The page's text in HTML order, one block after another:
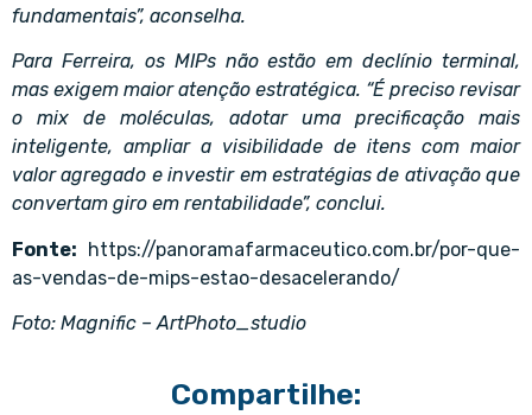
fundamentais”, aconselha.
Para Ferreira, os MIPs não estão em declínio terminal,
mas exigem maior atenção estratégica. “É preciso revisar
o mix de moléculas, adotar uma precificação mais
inteligente, ampliar a visibilidade de itens com maior
valor agregado e investir em estratégias de ativação que
convertam giro em rentabilidade”, conclui.
Fonte: https://panoramafarmaceutico.com.br/por-que-
as-vendas-de-mips-estao-desacelerando/
Foto: Magnific – ArtPhoto_studio
Compartilhe: